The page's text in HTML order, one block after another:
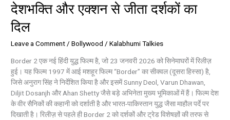
देशभक्ति और एक्शन से जीता दर्शकों का
दिल
Leave a Comment/Bollywood /Kalabhumi Talkies
Border 2 एक नई हिंदी युद्ध फिल्म है, जो 23 जनवरी 2026 को सिनेमाघरों में रिलीज़
हुई। यह फिल्म 1997 में आई मशहूर फिल्म “Border” का सीक्वल (दूसरा हिस्सा) है,
जिसे अनुराग सिंह ने निर्देशित किया है और इसमें Sunny Deol, Varun Dhawan,
Diljit Dosanjh और Ahan Shetty जैसे बड़े अभिनेता मुख्य भूमिकाओं में हैं। फिल्म देश
के वीर सैनिकों की कहानी को दर्शाती है और भारत-पाकिस्तान युद्ध जैसा माहौल पर्दे पर
दिखाती है। रिलीज़ से पहले ही Border 2 को दर्शकों और ट्रेड विशेषज्ञों की तरफ से